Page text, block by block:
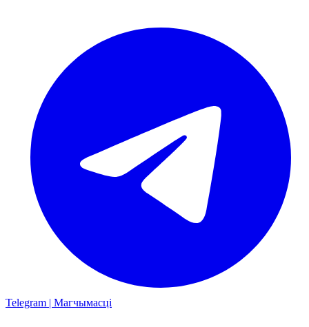
Telegram | Магчымасці